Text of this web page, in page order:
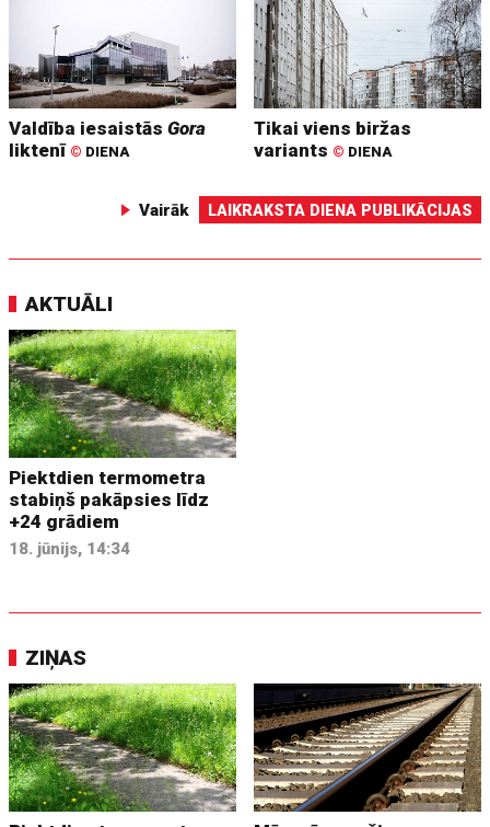
Valdība iesaistāsGora
liktenī © DIENA
Tikai viens biržas
variants © DIENA
Vairāk LAIKRAKSTA DIENA PUBLIKĀCIJAS
AKTUĀLI
Piektdien termometra
stabiņš pakāpsies līdz
+24 grādiem
18. jūnijs, 14:34
ZIŅAS